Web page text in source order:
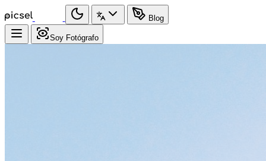
Blog
Soy Fotógrafo